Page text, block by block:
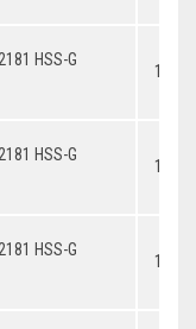
HSS-G
HSS-G
HSS-G